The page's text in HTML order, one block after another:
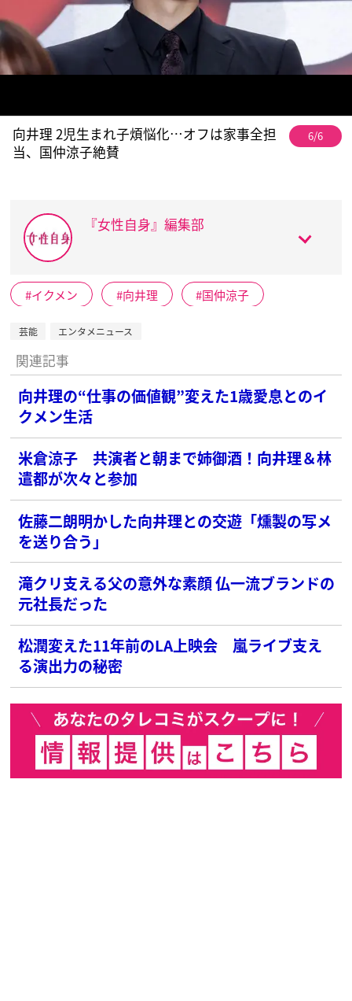
向井理 2児生まれ子煩悩化…オフは家事全担
当、国仲涼子絶賛
6/6
『女性自身』編集部
イクメン 向井理 国仲涼子
芸能 エンタメニュース
関連記事
向井理の“仕事の価値観”変えた1歳愛息とのイ
クメン生活
米倉涼子 共演者と朝まで姉御酒！向井理＆林
遣都が次々と参加
佐藤二朗明かした向井理との交遊「燻製の写メ
を送り合う」
滝クリ支える父の意外な素顔 仏一流ブランドの
元社長だった
松潤変えた11年前のLA上映会 嵐ライブ支え
る演出力の秘密